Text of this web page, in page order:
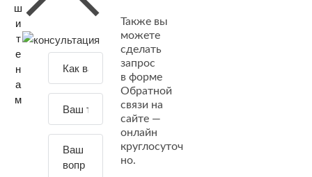
ш
и
т
е
н
а
м
Также вы
можете
сделать
запрос
в форме
Обратной
связи на
сайте —
онлайн
круглосуточ
но.